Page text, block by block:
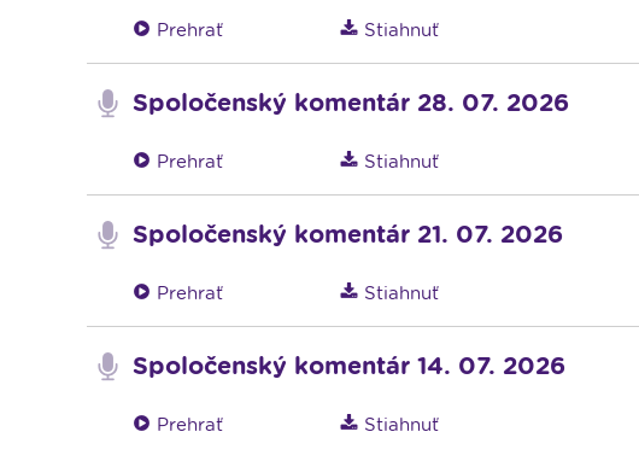
Prehrať Stiahnuť
Spoločenský komentár 28. 07. 2026
Prehrať Stiahnuť
Spoločenský komentár 21. 07. 2026
Prehrať Stiahnuť
Spoločenský komentár 14. 07. 2026
Prehrať Stiahnuť